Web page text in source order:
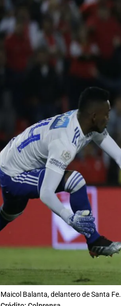
Maicol Balanta, delantero de Santa Fe.